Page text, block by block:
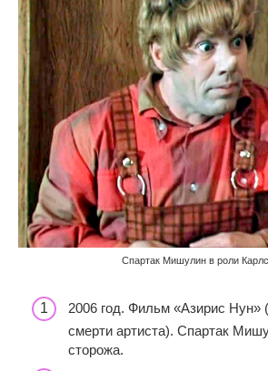
Спартак Мишулин в роли
2006 год. Фильм «Азирис
смерти артиста). Спартак
сторожа.